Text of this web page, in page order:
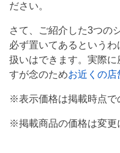
ださい。
さて、ご紹介した3つの
必ず置いてあるという
扱いはできます。実際
すが念のためお近くの店
※表示価格は掲載時点で
※掲載商品の価格は変更